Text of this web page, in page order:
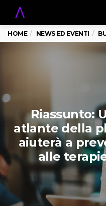
HOME NEWS ED EVENTI
Riassunto:
atlante della
aiuterà a
alle